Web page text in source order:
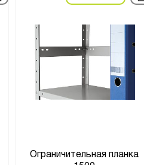
Ограничительная планка